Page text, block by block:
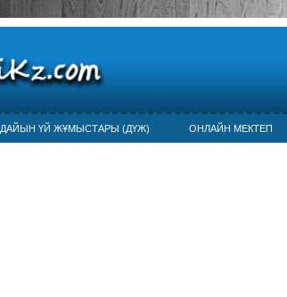
ДАЙЫН ҮЙ ЖҰМЫСТАРЫ (ДҮЖ) ОНЛАЙН МЕКТЕП